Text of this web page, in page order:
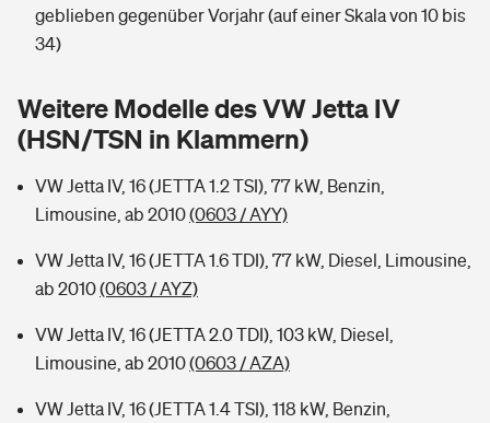
Tools
Hochwasser-Check: Wie gefährdet ist Ihr Haus?
Sie haben Fragen?
Handyversicherung
Private Cyberversicherung
Zur Übersicht
Kinderunfall-Check: Mehr Sicherheit für deine Kids
Wer versichert was: Jetzt Versicherer finden
Rentenrechner: Wie viel Geld bekomme ich im Alter?
geblieben gegenüber Vorjahr (auf einer Skala von 10 bis
34)
Weitere Modelle des VW Jetta IV
(HSN/TSN in Klammern)
VW Jetta IV, 16 (JETTA 1.2 TSI), 77 kW, Benzin,
Limousine, ab 2010(0603 / AYY)
VW Jetta IV, 16 (JETTA 1.6 TDI), 77 kW, Diesel, Limousine,
ab 2010(0603 / AYZ)
VW Jetta IV, 16 (JETTA 2.0 TDI), 103 kW, Diesel,
Limousine, ab 2010(0603 / AZA)
VW Jetta IV, 16 (JETTA 1.4 TSI), 118 kW, Benzin,